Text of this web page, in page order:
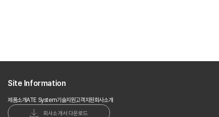
Site Information
제품소개ATE System기술지원고객지원회사소개
회사소개서 다운로드